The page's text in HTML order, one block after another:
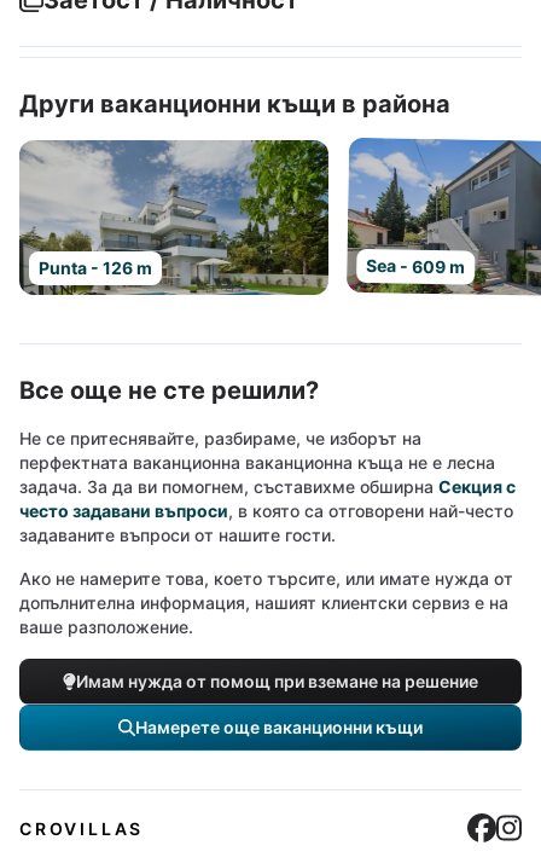
Други ваканционни къщи в района
Punta - 126 m Sea - 609 m
Все още не сте решили?
Не се притеснявайте, разбираме, че изборът на
перфектната ваканционна ваканционна къща не е лесна
задача. За да ви помогнем, съставихме обширна Секция с
често задавани въпроси, в която са отговорени най-често
задаваните въпроси от нашите гости.
Ако не намерите това, което търсите, или имате нужда от
допълнителна информация, нашият клиентски сервиз е на
ваше разположение.
Имам нужда от помощ при вземане на решение
Намерете още ваканционни къщи
CROVILLAS